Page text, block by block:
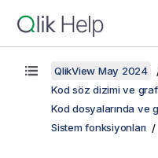
QlikView May 2024
Kod söz dizimi ve
Kod dosyalarında ve
Sistem fonksiyonları